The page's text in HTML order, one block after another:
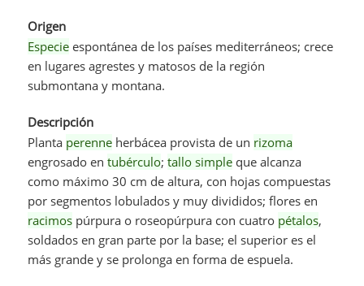
Origen
Especie espontánea de los países mediterráneos; crece
en lugares agrestes y matosos de la región
submontana y montana.
Descripción
Planta perenne herbácea provista de un rizoma
engrosado entubérculo;tallo simple que alcanza
como máximo 30 cm de altura, con hojas compuestas
por segmentos lobulados y muy divididos; flores en
racimos púrpura o roseopúrpura con cuatro pétalos,
soldados en gran parte por la base; el superior es el
más grande y se prolonga en forma de espuela.